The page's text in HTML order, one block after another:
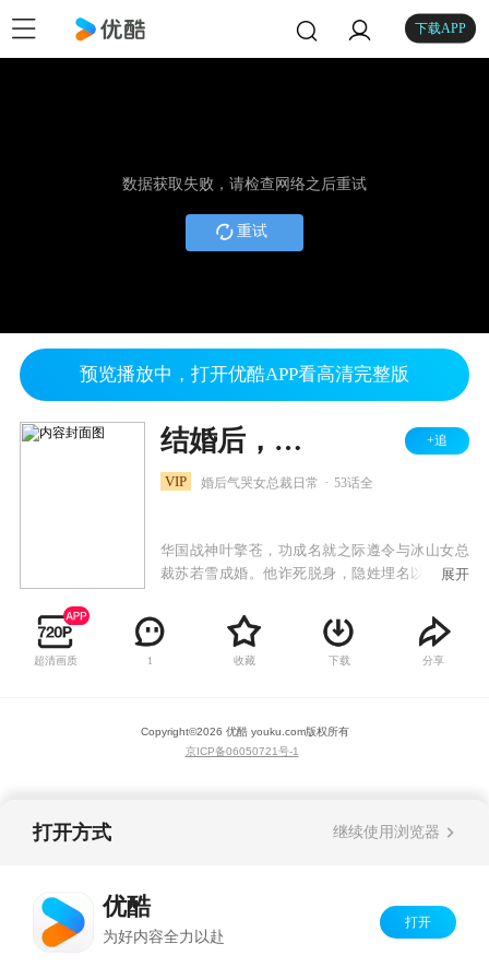
下载APP
数据获取失败，请检查网络之后重试
重试
预览播放中，打开优酷APP看高清完整版
结婚后，我把冰山女总裁气哭了 +追
VIP 婚后气哭女总裁日常 53话全
华国战神叶擎苍，功成名就之际遵令与冰山女总
裁苏若雪成婚。他诈死脱身，隐姓埋名以厨子身
却为离婚花样百出。相处中，感情悄然滋长。苏
若雪接连遭遇刺杀，危机四伏；叶擎苍身份也渐
露端倪。从最初的针锋相对，到后来的相互理
展开
超清画质 1 收藏 下载 分享
Copyright©2026 优酷 youku.com版权所有
京ICP备06050721号-1
打开方式 继续使用浏览器
优酷
为好内容全力以赴
打开